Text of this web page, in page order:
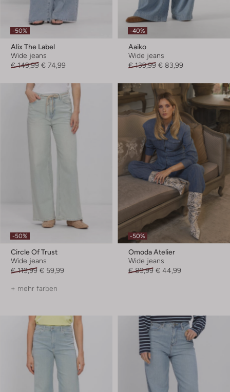
-50%
Alix The Label
Wide jeans
€ 149,99 € 74,99
-40%
Aaiko
Wide jeans
€ 139,99 € 83,99
-50%
Circle Of Trust
Wide jeans
€ 119,99 € 59,99
+ mehr farben
-50%
Omoda Atelier
Wide jeans
€ 89,99 € 44,99